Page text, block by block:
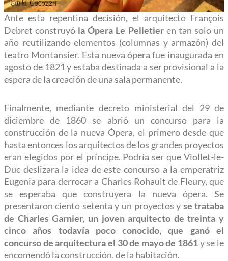
Ante esta repentina decisión, el arquitecto François
Debret construyó la Ópera Le Pelletieren tan solo un
año reutilizando elementos (columnas y armazón) del
teatro Montansier. Esta nueva ópera fue inaugurada en
agosto de 1821 y estaba destinada a ser provisional a la
espera de la creación de una sala permanente.
Finalmente, mediante decreto ministerial del 29 de
diciembre de 1860 se abrió un concurso para la
construcción de la nueva Ópera, el primero desde que
hasta entonces los arquitectos de los grandes proyectos
eran elegidos por el príncipe. Podría ser que Viollet-le-
Duc deslizara la idea de este concurso a la emperatriz
Eugenia para derrocar a Charles Rohault de Fleury, que
se esperaba que construyera la nueva ópera. Se
presentaron ciento setenta y un proyectos y se trataba
de Charles Garnier, un joven arquitecto de treinta y
cinco años todavía poco conocido, que ganó el
concurso de arquitectura el 30 de mayo de 1861y se le
encomendó la construcción. de la habitación.